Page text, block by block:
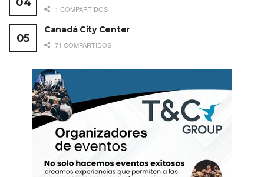
1 COMPARTIDOS
Canadá City Center
71 COMPARTIDOS